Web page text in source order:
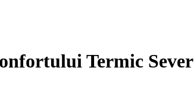
Termic Sever